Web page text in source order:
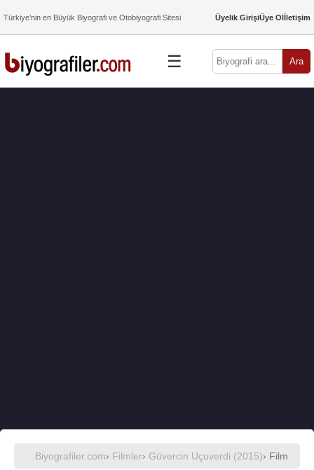
Türkiye’nin en Büyük Biyografi ve Otobiyografi Sitesi Üyelik GirişiÜye Olİletişim
☰ Ara
Biyografiler.com› Filmler› Güvercin Uçuverdi (2015)› Film